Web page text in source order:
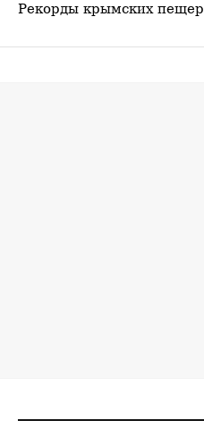
Рекорды крымских пещер